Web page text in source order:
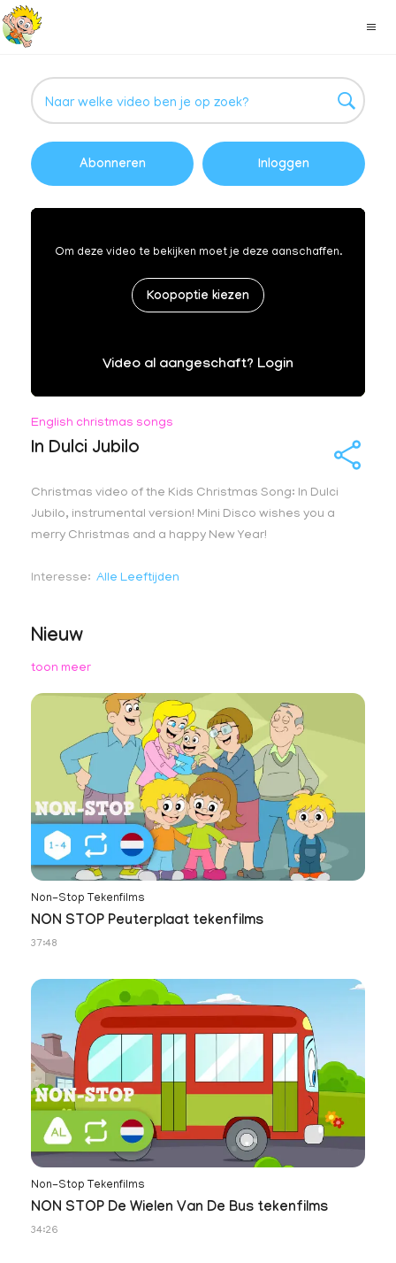
Om deze video te bekijken moet je deze aanschaffen.
Koopoptie kiezen
Video al aangeschaft? Login
Abonneren Inloggen
English christmas songs
In Dulci Jubilo
Christmas video of the Kids Christmas Song: In Dulci
Jubilo, instrumental version! Mini Disco wishes you a
merry Christmas and a happy New Year!
Interesse Alle Leeftijden
Nieuw
toon meer
Non-Stop Tekenfilms
NON STOP Peuterplaat tekenfilms
37:48
Non-Stop Tekenfilms
NON STOP De Wielen Van De Bus tekenfilms
34:26